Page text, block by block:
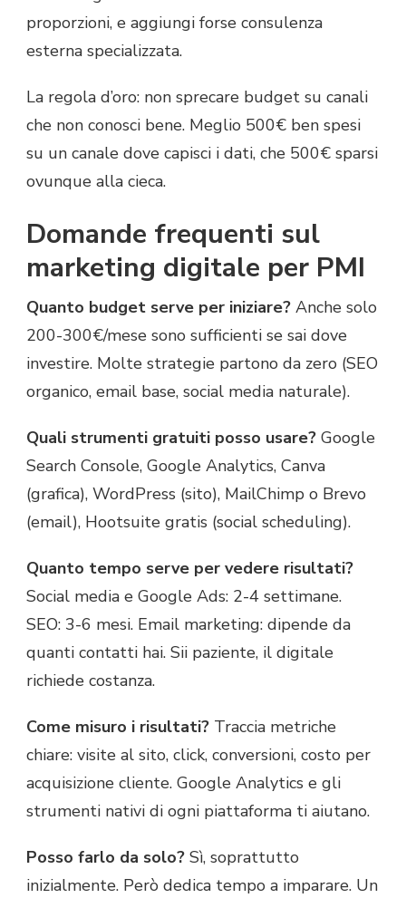
proporzioni, e aggiungi forse consulenza
esterna specializzata.
La regola d’oro: non sprecare budget su canali
che non conosci bene. Meglio 500€ ben spesi
su un canale dove capisci i dati, che 500€ sparsi
ovunque alla cieca.
Domande frequenti sul
marketing digitale per PMI
Quanto budget serve per iniziare? Anche solo
200-300€/mese sono sufficienti se sai dove
investire. Molte strategie partono da zero (SEO
organico, email base, social media naturale).
Quali strumenti gratuiti posso usare? Google
Search Console, Google Analytics, Canva
(grafica), WordPress (sito), MailChimp o Brevo
(email), Hootsuite gratis (social scheduling).
Quanto tempo serve per vedere risultati?
Social media e Google Ads: 2-4 settimane.
SEO: 3-6 mesi. Email marketing: dipende da
quanti contatti hai. Sii paziente, il digitale
richiede costanza.
Come misuro i risultati? Traccia metriche
chiare: visite al sito, click, conversioni, costo per
acquisizione cliente. Google Analytics e gli
strumenti nativi di ogni piattaforma ti aiutano.
Posso farlo da solo? Sì, soprattutto
inizialmente. Però dedica tempo a imparare. Un